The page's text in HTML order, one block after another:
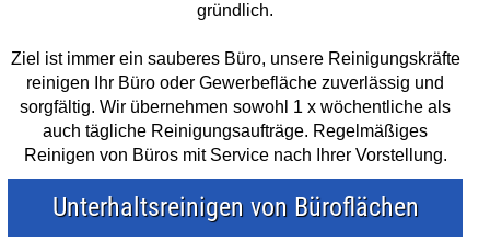
gründlich.
Ziel ist immer ein sauberes Büro, unsere Reinigungskräfte
reinigen Ihr Büro oder Gewerbefläche zuverlässig und
sorgfältig. Wir übernehmen sowohl 1 x wöchentliche als
auch tägliche Reinigungsaufträge. Regelmäßiges
Reinigen von Büros mit Service nach Ihrer Vorstellung.
Unterhaltsreinigen von Büroflächen